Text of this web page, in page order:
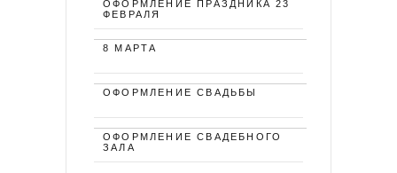
ОФОРМЛЕНИЕ ПРАЗДНИКА 23
ФЕВРАЛЯ
8 МАРТА
ОФОРМЛЕНИЕ СВАДЬБЫ
ОФОРМЛЕНИЕ СВАДЕБНОГО
ЗАЛА